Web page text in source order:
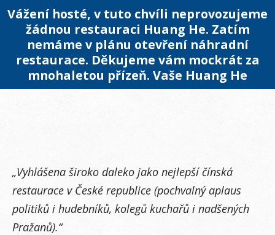
Vážení hosté, v tuto chvíli neprovozujeme
žádnou restauraci Huang He. Zatím
nemáme v plánu otevření náhradní
restaurace. Děkujeme vám mockrát za
mnohaletou přízeň. Vaše Huang He
„Vyhlášena široko daleko jako nejlepší čínská
restaurace v České republice (pochvalný aplaus
politiků i hudebníků, kolegů kuchařů i nadšených
Pražanů).“